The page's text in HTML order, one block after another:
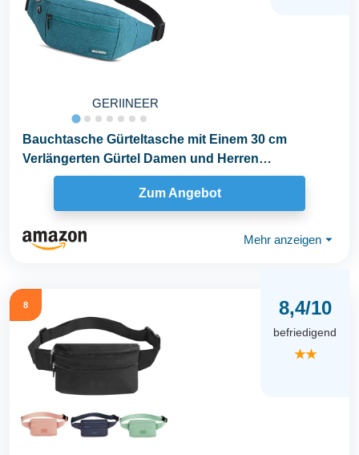
GERIINEER
Bauchtasche Gürteltasche mit Einem 30 cm
Verlängerten Gürtel Damen und Herren
Bauchtasche...
Zum Angebot
Mehr anzeigen ⏷
8 8,4/10
befriedigend
★★